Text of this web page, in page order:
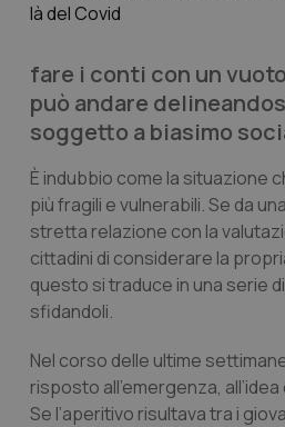
fare i conti con un
può andare
soggetto a biasimo
È indubbio come la situazione
più fragili e vulnerabili. Se da
stretta relazione con la
cittadini di considerare la
questo si traduce in una serie
sfidandoli.
Nel corso delle ultime
risposto all’emergenza,
Se l’aperitivo risultava tra i